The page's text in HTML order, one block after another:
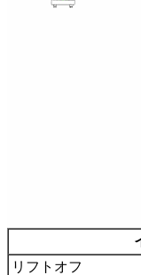
リフトオフ